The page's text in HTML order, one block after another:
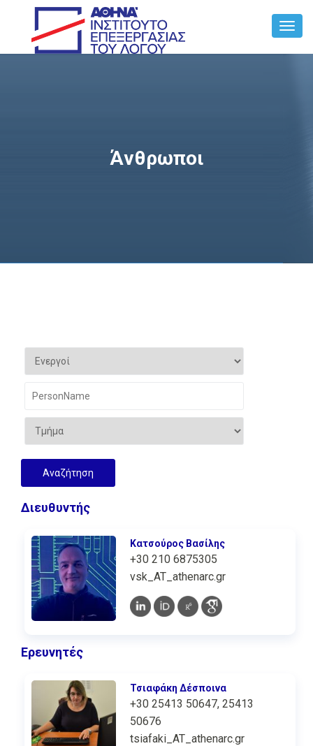
Άνθρωποι
Διευθυντής
Κατσούρος Βασίλης
+30 210 6875305
vsk_AT_athenarc.gr
Ερευνητές
Τσιαφάκη Δέσποινα
+30 25413 50647, 25413
50676
tsiafaki_AT_athenarc.gr